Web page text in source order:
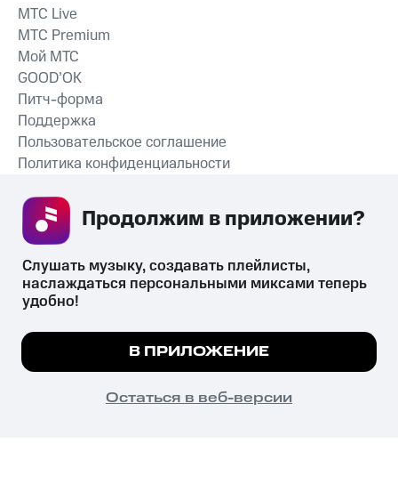
СКАЧАТЬ ПРИЛОЖЕНИЕ
MTС Live
MTС Premium
Мой МТС
GOOD’OK
Питч-форма
Поддержка
Пользовательское соглашение
Политика конфиденциальности
психотропных веществ, их аналогов причиняет вред здоровью,
их незаконный оборот запрещён и влечёт установленную
законодательством ответственность.
© 2026 ООО «КИОН».
Все права защищены
Мы используем куки, чтобы на сайте все
Подробнее
ПОНЯТНО
Слушать музыку, создавать плейлисты,
наслаждаться персональными миксами теперь
удобно!
В ПРИЛОЖЕНИЕ
Остаться в веб-версии